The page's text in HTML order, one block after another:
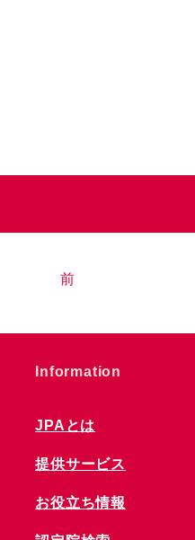
前
​Information
JPAとは
提供サービス
お役立ち情報